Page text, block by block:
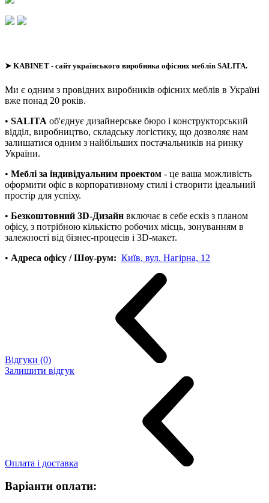
➤ KABINET - сайт українського виробника офісних меблів SALITA.
Ми є одним з провідних виробників офісних меблів в Україні
вже понад 20 років.
• SALITA об'єднує дизайнерське бюро і конструкторський
відділ, виробництво, складську логістику, що дозволяє нам
залишатися одним з найбільших постачальників на ринку
України.
• Меблі за індивідуальним проектом - це ваша можливість
оформити офіс в корпоративному стилі і створити ідеальний
простір для успіху.
• Безкоштовний 3D-Дизайн включає в себе ескіз з планом
офісу, з потрібною кількістю робочих місць, зонуванням в
залежності від бізнес-процесів і 3D-макет.
• Адреса офісу / Шоу-рум: Київ, вул. Нагірна, 12
Відгуки (0)
Залишити відгук
Оплата і доставка
Варіанти оплати: